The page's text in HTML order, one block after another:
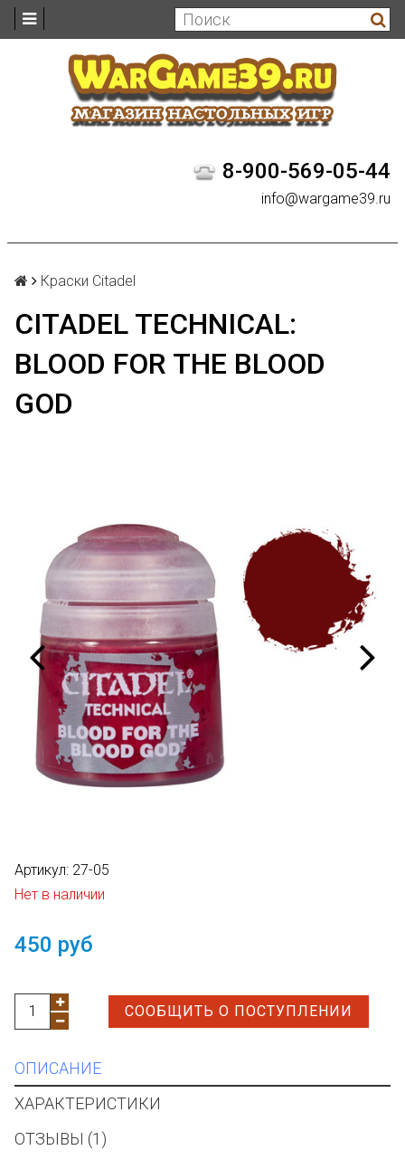
8-900-569-05-44
info@wargame39.ru
Краски Citadel
CITADEL TECHNICAL:
BLOOD FOR THE BLOOD
GOD
Артикул: 27-05
Нет в наличии
450 руб
СООБЩИТЬ О ПОСТУПЛЕНИИ
ОПИСАНИЕ
ХАРАКТЕРИСТИКИ
ОТЗЫВЫ (1)